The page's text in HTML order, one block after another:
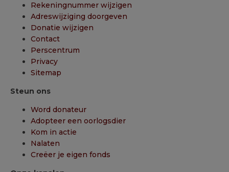
Rekeningnummer wijzigen
Adreswijziging doorgeven
Donatie wijzigen
Contact
Perscentrum
Privacy
Sitemap
Steun ons
Word donateur
Adopteer een oorlogsdier
Kom in actie
Nalaten
Creëer je eigen fonds